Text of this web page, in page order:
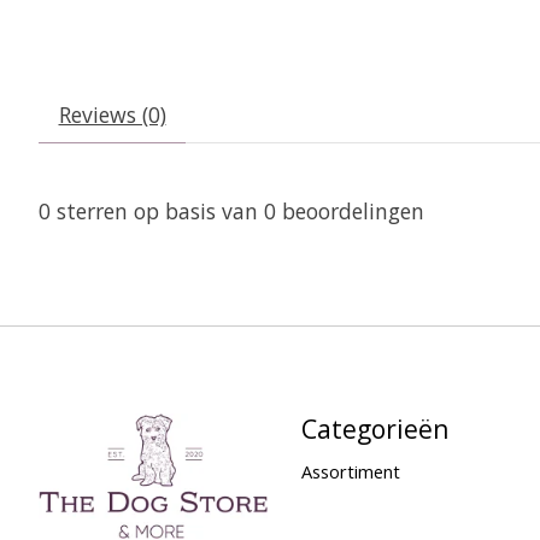
Reviews (0)
0 sterren op basis van 0 beoordelingen
Categorieën
Assortiment